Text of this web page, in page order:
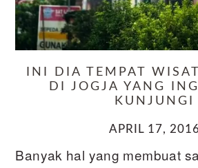
INI DIA TEMPAT
DI JOGJA YANG
KUNJUNGI
APRIL 17,
Banyak hal yang membuat